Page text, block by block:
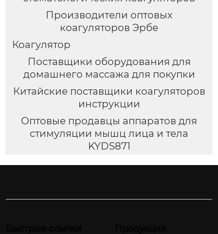
Производители оптовых
коагуляторов Эрбе
Коагулятор
Поставщики оборудования для
домашнего массажа для покупки
Китайские поставщики коагуляторов
инструкции
Оптовые продавцы аппаратов для
стимуляции мышц лица и тела
KYDS871